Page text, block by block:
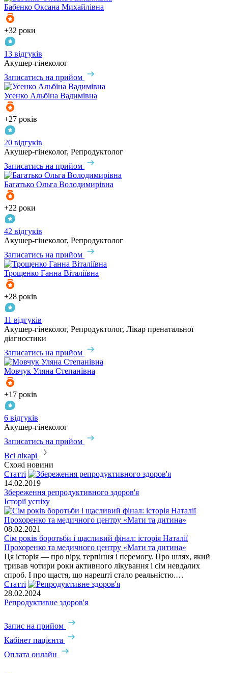
Бабенко Оксана Михайлівна
+32 роки
13 відгуків
Акушер-гінеколог
Записатись на прийом
Усенко Альбіна Вадимівна
+27 років
20 відгуків
Акушер-гінеколог, Репродуктолог
Записатись на прийом
Багатько Ольга Володимирівна
+22 роки
42 відгуків
Акушер-гінеколог, Репродуктолог
Записатись на прийом
Трощенко Ганна Віталіївна
+28 років
11 відгуків
Акушер-гінеколог, Репродуктолог, Лікар пренатальної
діагностики
Записатись на прийом
Мовчук Уляна Степанівна
+17 років
6 відгуків
Акушер-гінеколог
Записатись на прийом
Всі лікарі
Схожі новини
Статті
14.02.2019
Збереження репродуктивного здоров'я
Історії успіху
08.02.2021
Сім років боротьби і щасливий фінал: історія Наталії
Прохоренко та медичного центру «Мати та дитина»
Ця історія — про віру, терпіння і перемогу. Про шлях, який
тривав чотири роки активного лікування і сім невдалих
спроб. І про щастя, що нарешті стало реальністю.…
Статті
28.02.2024
Репродуктивне здоров'я
Запис на прийом
Кабінет пацієнта
Оплата онлайн